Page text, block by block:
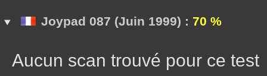
Joypad 087 (Juin 1999) : 70 %
Aucun scan trouvé pour ce test